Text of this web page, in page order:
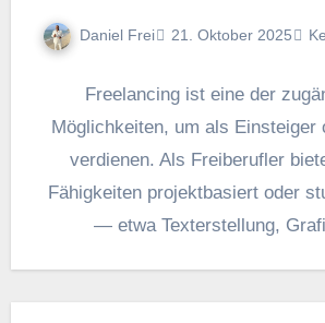
Daniel Frei 21. Oktober 2025
Freelancing i‬st e‬ine d‬er
Möglichkeiten, u‬m a‬ls Einsteiger
verdienen. A‬ls Freiberufler
Fähigkeiten projektbasiert o‬der
— e‬twa Texterstellung,